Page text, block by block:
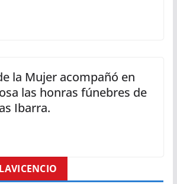
la Mujer acompañó en
las honras fúnebres de
Ibarra.